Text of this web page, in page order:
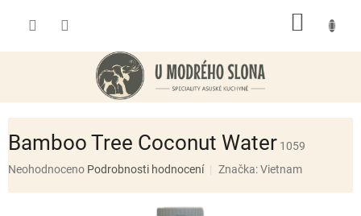
Bamboo Tree Coconut Water 1059
Průměrné
Neohodnoceno Podrobnosti hodnocení Značka:Vietnam